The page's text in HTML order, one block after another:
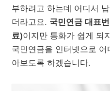
부하려고 하는데 어디서
더라고요. 국민연금 대표
료)이지만 통화가 쉽게 되
국민연금을 인터넷으로
아보도록 하겠습니다.